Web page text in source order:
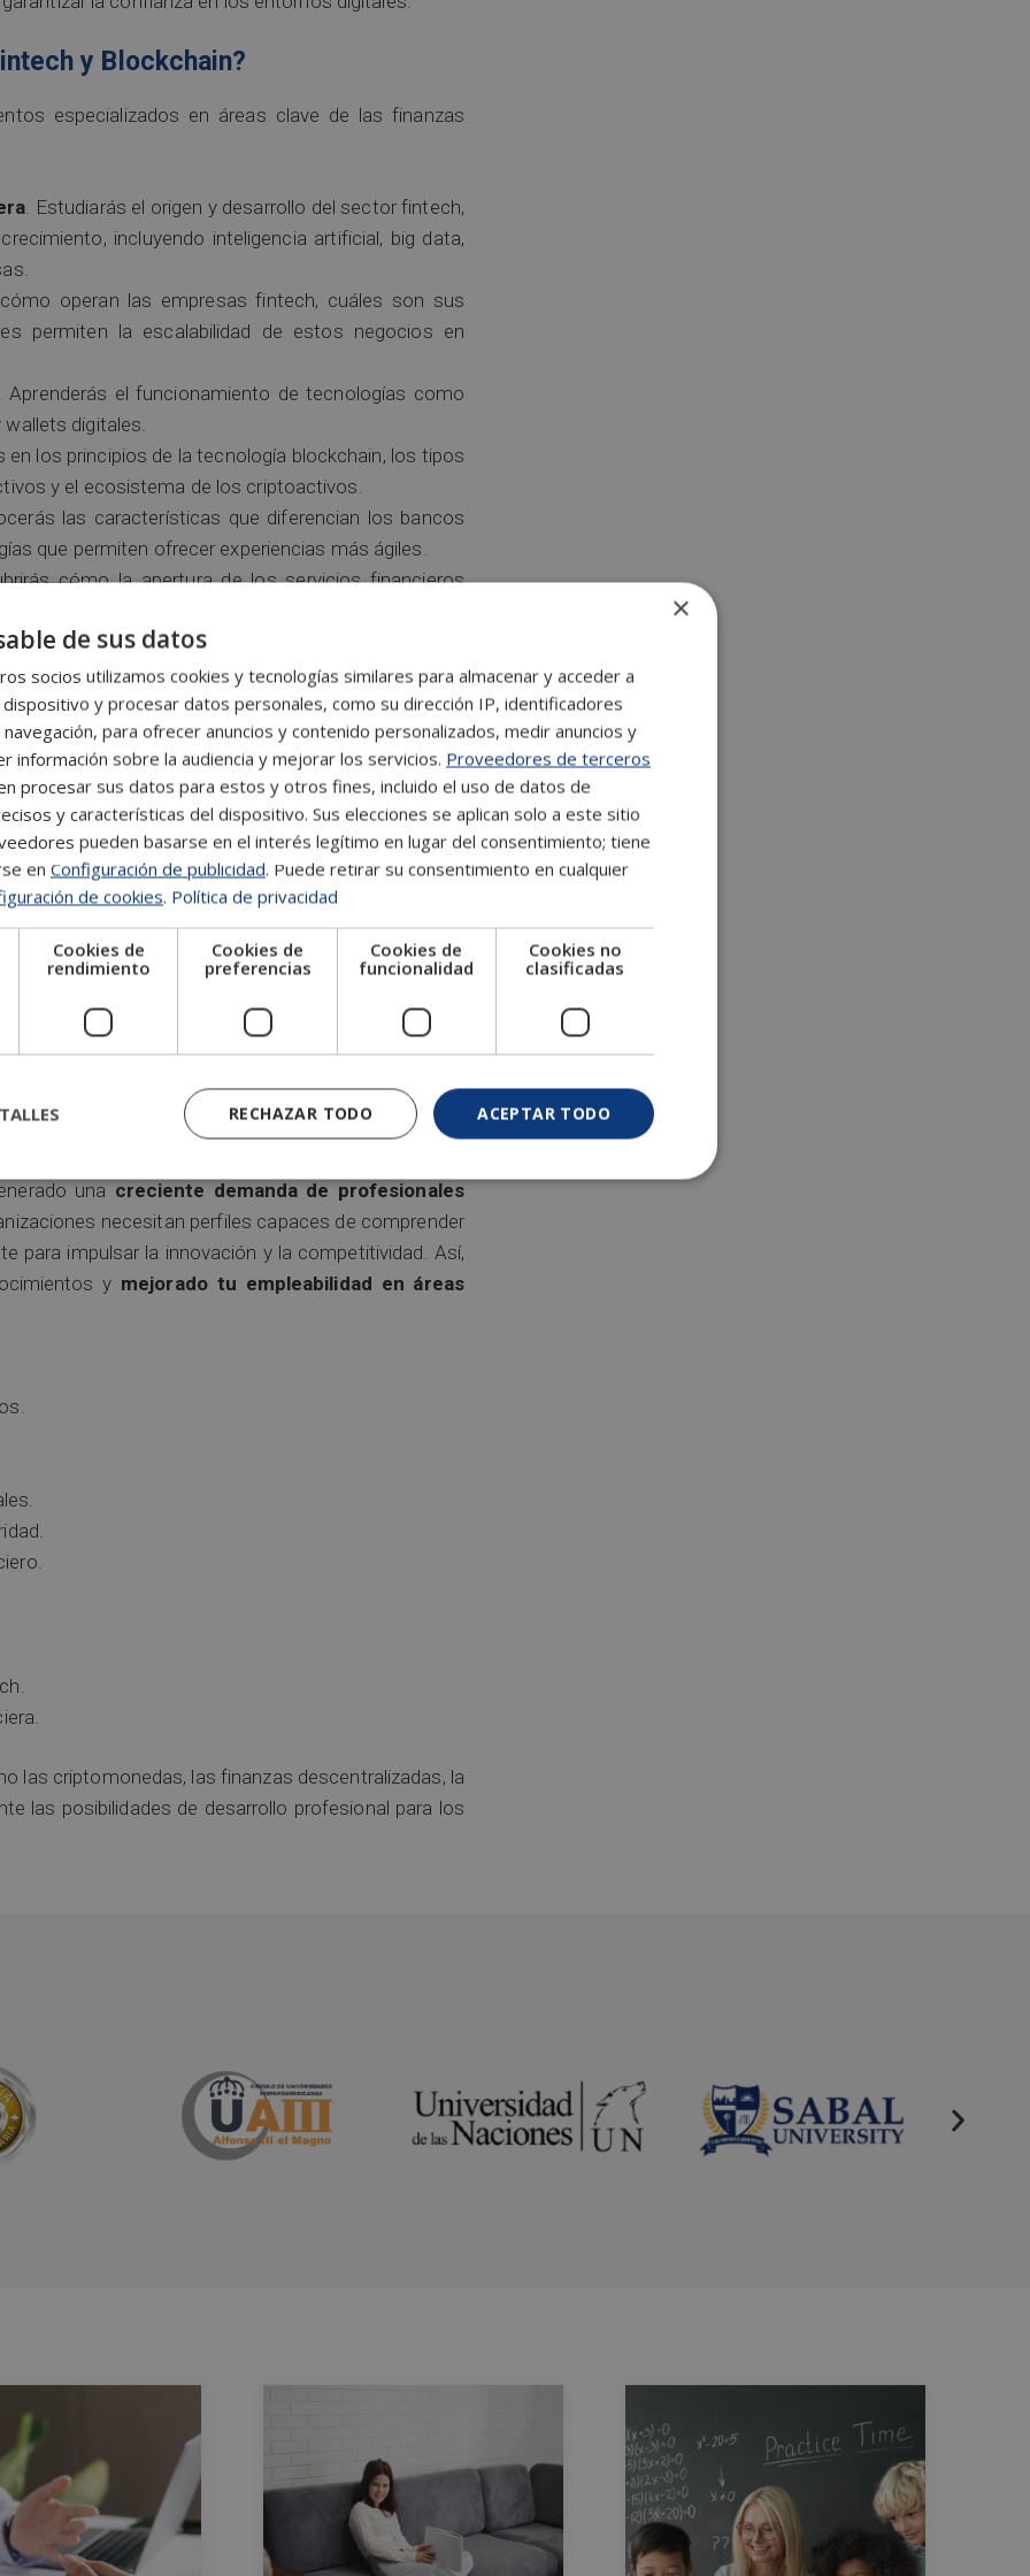
y Blockchain?
especializados en áreas clave de las finanzas
. Estudiarás el origen y desarrollo del sector fintech,
incluyendo inteligencia artificial, big data,
cómo operan las empresas fintech, cuáles son sus
permiten la escalabilidad de estos negocios en
Aprenderás el funcionamiento de tecnologías como
digitales.
en los principios de la tecnología blockchain, los tipos
y el ecosistema de los criptoactivos.
las características que diferencian los bancos
que permiten ofrecer experiencias más ágiles.
cómo la apertura de los servicios financieros
nuevos productos.
cómo funcionan las plataformas de inversión
microinversiones y las distintas herramientas
las soluciones tecnológicas destinadas a
supervisión financiera y garantizar el cumplimiento
están transformando el sector asegurador mediante
y seguros personalizados.
crear y desarrollar startups fintech, identificar
fuentes de financiación.
amenazas digitales, proteger datos sensibles
financieros tecnológicos.
principales normativas europeas y nacionales
servicios financieros digitales y los mercados de
una creciente demanda de profesionales
necesitan perfiles capaces de comprender
para impulsar la innovación y la competitividad. Así,
y mejorado tu empleabilidad en áreas
las criptomonedas, las finanzas descentralizadas, la
las posibilidades de desarrollo profesional para los
×
de sus datos
socios utilizamos cookies y tecnologías similares para almacenar y acceder a
dispositivo y procesar datos personales, como su dirección IP, identificadores
para ofrecer anuncios y contenido personalizados, medir anuncios y
información sobre la audiencia y mejorar los servicios. Proveedores de terceros
procesar sus datos para estos y otros fines, incluido el uso de datos de
y características del dispositivo. Sus elecciones se aplican solo a este sitio
pueden basarse en el interés legítimo en lugar del consentimiento; tiene
en Configuración de publicidad. Puede retirar su consentimiento en cualquier
de cookies. Política de privacidad
Cookies de
rendimiento
Cookies de
preferencias
Cookies de
funcionalidad
Cookies no
clasificadas
ACEPTAR TODO
RECHAZAR TODO